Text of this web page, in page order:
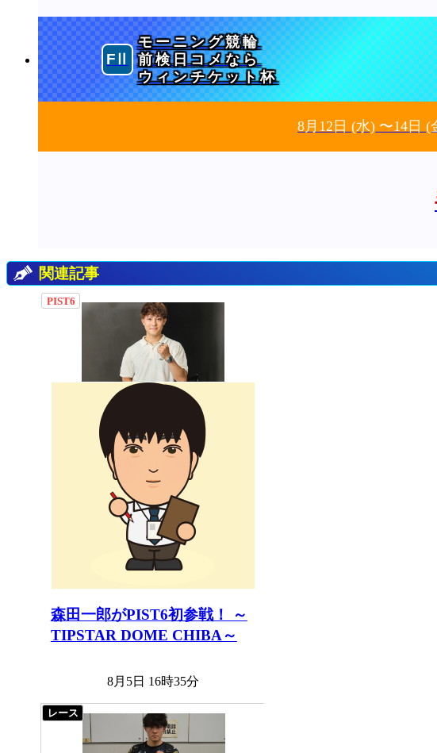
モーニング競輪
前検日コメなら
ウィンチケット杯
8月12日(水) 〜14日(
関連記事
森田一郎がPIST6初参戦！ ～
TIPSTAR DOME CHIBA～
8月5日 16時35分